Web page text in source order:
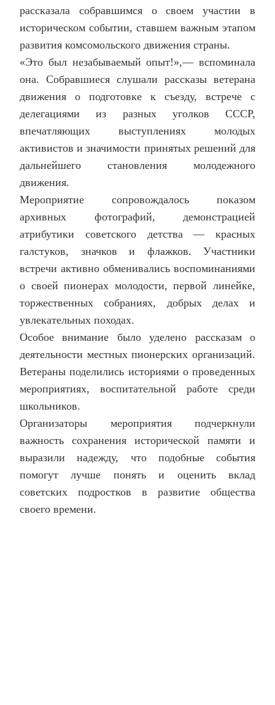
рассказала собравшимся о своем участии в
историческом событии, ставшем важным этапом
развития комсомольского движения страны.
«Это был незабываемый опыт!»,— вспоминала
она. Собравшиеся слушали рассказы ветерана
движения о подготовке к съезду, встрече с
делегациями из разных уголков СССР,
впечатляющих выступлениях молодых
активистов и значимости принятых решений для
дальнейшего становления молодежного
движения.
Мероприятие сопровождалось показом
архивных фотографий, демонстрацией
атрибутики советского детства — красных
галстуков, значков и флажков. Участники
встречи активно обменивались воспоминаниями
о своей пионерах молодости, первой линейке,
торжественных собраниях, добрых делах и
увлекательных походах.
Особое внимание было уделено рассказам о
деятельности местных пионерских организаций.
Ветераны поделились историями о проведенных
мероприятиях, воспитательной работе среди
школьников.
Организаторы мероприятия подчеркнули
важность сохранения исторической памяти и
выразили надежду, что подобные события
помогут лучше понять и оценить вклад
советских подростков в развитие общества
своего времени.